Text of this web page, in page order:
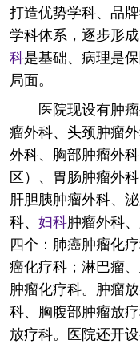
打造优势学科、品
学科体系，逐步形
科是基础、病理是
局面。
医院现设有肿
瘤外科、头颈肿瘤
外科、胸部肿瘤外
区）、胃肠肿瘤外
肝胆胰肿瘤外科、
科、 妇科肿瘤外科
四个：肺癌肿瘤化
癌化疗科；淋巴瘤
肿瘤化疗科。肿瘤
科、胸腹部肿瘤放
放疗科。医院还开